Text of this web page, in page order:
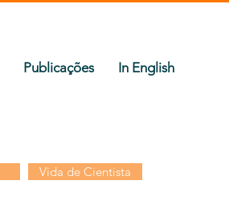
Publicações In English
Vida de Cientista